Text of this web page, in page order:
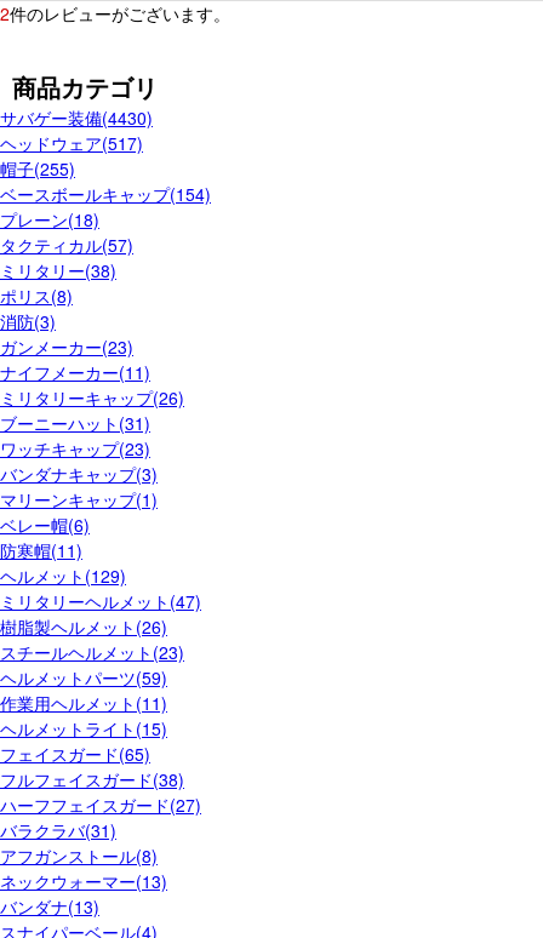
2件のレビューがございます。
商品カテゴリ
サバゲー装備(4430)
ヘッドウェア(517)
帽子(255)
ベースボールキャップ(154)
プレーン(18)
タクティカル(57)
ミリタリー(38)
ポリス(8)
消防(3)
ガンメーカー(23)
ナイフメーカー(11)
ミリタリーキャップ(26)
ブーニーハット(31)
ワッチキャップ(23)
バンダナキャップ(3)
マリーンキャップ(1)
ベレー帽(6)
防寒帽(11)
ヘルメット(129)
ミリタリーヘルメット(47)
樹脂製ヘルメット(26)
スチールヘルメット(23)
ヘルメットパーツ(59)
作業用ヘルメット(11)
ヘルメットライト(15)
フェイスガード(65)
フルフェイスガード(38)
ハーフフェイスガード(27)
バラクラバ(31)
アフガンストール(8)
ネックウォーマー(13)
バンダナ(13)
スナイパーベール(4)